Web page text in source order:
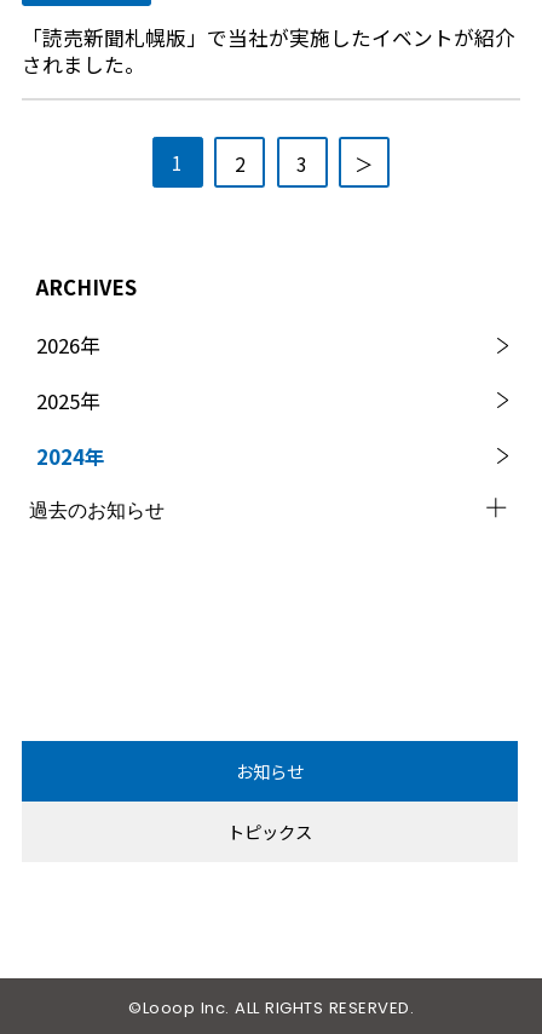
「読売新聞札幌版」で当社が実施したイベントが紹介
されました。
1 2 3 ＞
ARCHIVES
2026年
2025年
2024年
過去のお知らせ
お知らせ
トピックス
©Looop Inc. ALL RIGHTS RESERVED.